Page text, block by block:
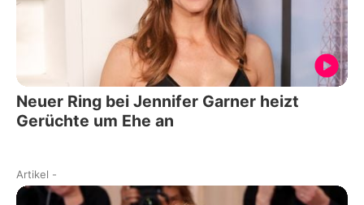
Neuer Ring bei Jennifer Garner heizt
Gerüchte um Ehe an
Artikel -